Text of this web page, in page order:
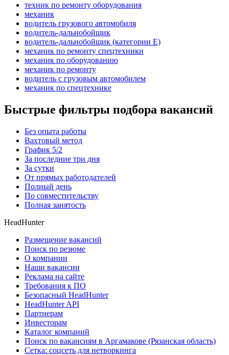
техник по ремонту оборудования
механик
водитель грузового автомобиля
водитель-дальнобойщик
водитель-дальнобойщик (категории Е)
механик по ремонту спецтехники
механик по оборудованию
механик по ремонту
водитель с грузовым автомобилем
механик по спецтехнике
Быстрые фильтры подбора вакансий
Без опыта работы
Вахтовый метод
График 5/2
За последние три дня
За сутки
От прямых работодателей
Полный день
По совместительству
Полная занятость
HeadHunter
Размещение вакансий
Поиск по резюме
О компании
Наши вакансии
Реклама на сайте
Требования к ПО
Безопасный HeadHunter
HeadHunter API
Партнерам
Инвесторам
Каталог компаний
Поиск по вакансиям в Аргамакове (Рязанская область)
Сетка: соцсеть для нетворкинга